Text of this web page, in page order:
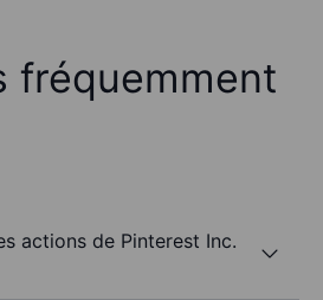
fréquemment
actions de Pinterest Inc.